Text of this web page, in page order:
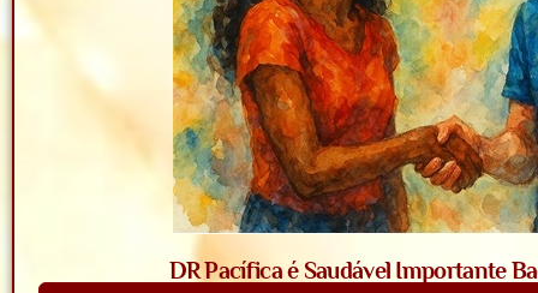
DR Pacífica é Saudável Importante